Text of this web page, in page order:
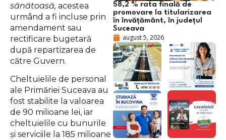
sănătoasă, acestea
urmând a fi incluse prin
amendament sau
rectificare bugetară
după repartizarea de
către Guvern.
Cheltuielile de personal
ale Primăriei Suceava au
fost stabilite la valoarea
de 90 milioane lei, iar
cheltuielile cu bunurile
și serviciile la 185 milioane
58,2 % rata finală de
promovare la titularizarea
în învățământ, în județul
Suceava
august 5, 2026